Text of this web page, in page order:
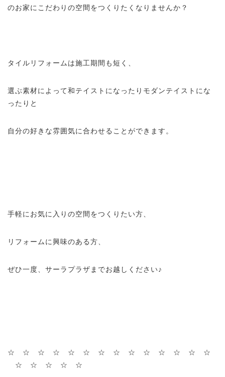
のお家にこだわりの空間をつくりたくなりませんか？
タイルリフォームは施工期間も短く、
選ぶ素材によって和テイストになったりモダンテイストにな
ったりと
自分の好きな雰囲気に合わせることができます。
手軽にお気に入りの空間をつくりたい方、
リフォームに興味のある方、
ぜひ一度、サーラプラザまでお越しください♪
☆ ☆ ☆ ☆ ☆ ☆ ☆ ☆ ☆ ☆ ☆ ☆ ☆ ☆
☆ ☆ ☆ ☆ ☆